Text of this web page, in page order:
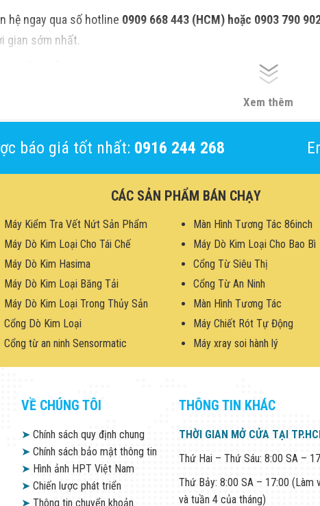
hệ ngay qua số hotline 0909 668 443 (HCM) hoặc 0903 790
gian sớm nhất.
Xem thêm
báo giá tốt nhất: 0916 244 268
CÁC SẢN PHẨM BÁN CHẠY
Máy Kiểm Tra Vết Nứt Sản Phẩm Màn Hình Tương Tác 86inch
Máy Dò Kim Loại Cho Tái Chế Máy Dò Kim Loại Cho Bao Bì
Máy Dò Kim Hasima Cổng Từ Siêu Thị
Máy Dò Kim Loại Băng Tải Cổng Từ An Ninh
Máy Dò Kim Loại Trong Thủy Sản Màn Hình Tương Tác
Cổng Dò Kim Loại Máy Chiết Rót Tự Động
Cổng từ an ninh Sensormatic Máy xray soi hành lý
VỀ CHÚNG TÔI
➤ Chính sách quy định chung
➤ Chính sách bảo mật thông tin
➤ Hình ảnh HPT Việt Nam
➤ Chiến lược phát triển
➤ Thông tin chuyển khoản
THÔNG TIN KHÁC
THỜI GIAN MỞ CỬA TẠI
Thứ Hai – Thứ Sáu: 8:00 SA –
Thứ Bảy: 8:00 SA – 17:00 (Làm
và tuần 4 của tháng)